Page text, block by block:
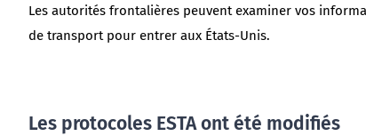
Les autorités frontalières peuvent examiner vos
de transport pour entrer aux États-Unis.
Les protocoles ESTA ont été modifiés